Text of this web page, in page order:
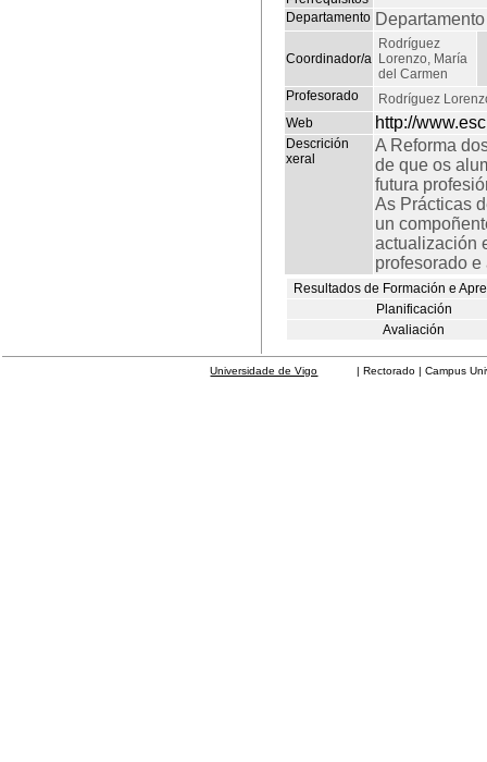
Departamento
Coordinador/a
Rodríguez
Lorenzo, María
del Carmen
Profesorado
Rodríguez
Web
http://
Descrición
xeral
A Reforma
de que os
futura
As Prácticas
un
actualización
profesorado
Resultados de Formación e
Planificación
Avaliación
Universidade de Vigo | Rectorado | Campus